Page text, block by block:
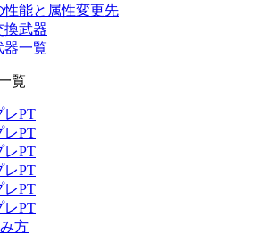
性能と属性変更先
換武器
器一覧
覧
レPT
レPT
レPT
レPT
レPT
レPT
方